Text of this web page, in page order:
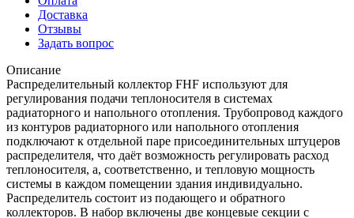
Доставка
Отзывы
Задать вопрос
Описание
Распределительный коллектор FHF используют для
регулирования подачи теплоносителя в системах
радиаторного и напольного отопления. Трубопровод каждого
из контуров радиаторного или напольного отопления
подключают к отдельной паре присоединительных штуцеров
распределителя, что даёт возможность регулировать расход
теплоносителя, а, соответственно, и тепловую мощность
системы в каждом помещении здания индивидуально.
Распределитель состоит из подающего и обратного
коллекторов. В набор включены две концевые секции с